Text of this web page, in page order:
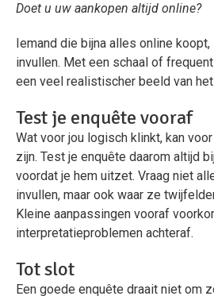
Doet u uw aankopen altijd online?
Iemand die bijna alles online koopt,
invullen. Met een schaal of
een veel realistischer beeld van
Test je enquête vooraf
Wat voor jou logisch klinkt, kan
zijn. Test je enquête daarom altijd
voordat je hem uitzet. Vraag niet
invullen, maar ook waar ze
Kleine aanpassingen vooraf
interpretatieproblemen achteraf.
Tot slot
Een goede enquête draait niet om